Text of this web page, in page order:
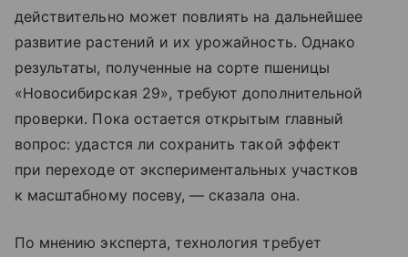
действительно может повлиять на дальнейшее
развитие растений и их урожайность. Однако
результаты, полученные на сорте пшеницы
«Новосибирская 29», требуют дополнительной
проверки. Пока остается открытым главный
вопрос: удастся ли сохранить такой эффект
при переходе от экспериментальных участков
к масштабному посеву, — сказала она.
По мнению эксперта, технология требует